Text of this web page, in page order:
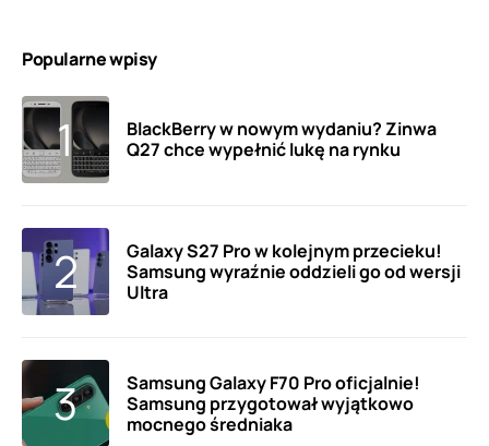
Popularne wpisy
BlackBerry w nowym wydaniu? Zinwa
Q27 chce wypełnić lukę na rynku
Galaxy S27 Pro w kolejnym przecieku!
Samsung wyraźnie oddzieli go od wersji
Ultra
Samsung Galaxy F70 Pro oficjalnie!
Samsung przygotował wyjątkowo
mocnego średniaka